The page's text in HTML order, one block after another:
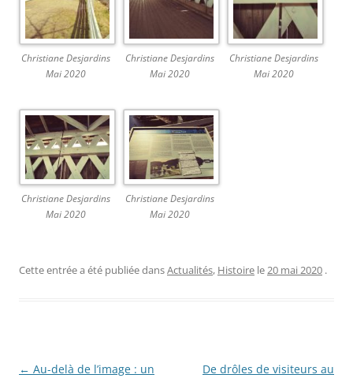
Christiane Desjardins
Mai 2020
Christiane Desjardins
Mai 2020
Christiane Desjardins
Mai 2020
Christiane Desjardins
Mai 2020
Christiane Desjardins
Mai 2020
Cette entrée a été publiée dansActualités, Histoire le 20 mai 2020 .
N
← Au-delà de l’image : un
De drôles de visiteurs au